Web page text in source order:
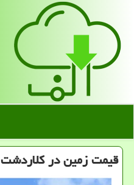
قیمت زمین در کلاردشت